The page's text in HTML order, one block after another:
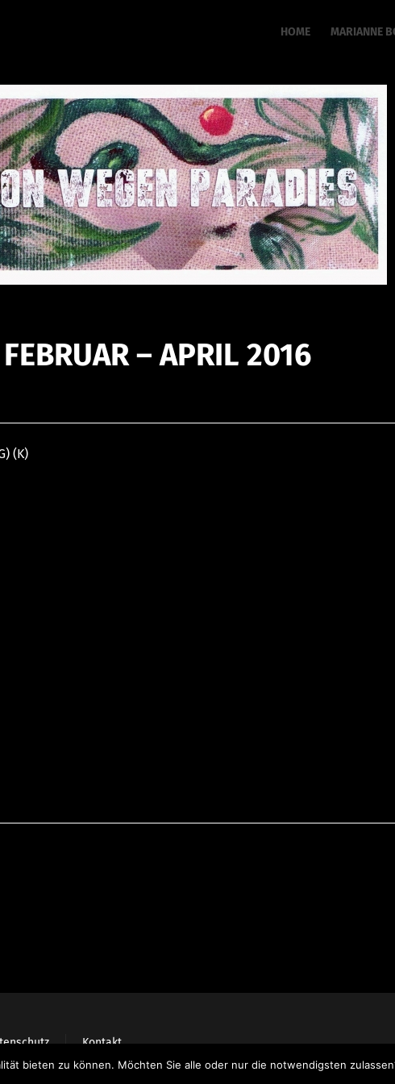
HOME MARIANNE
– APRIL 2016
(K)
Kontakt
bieten zu können. Möchten Sie alle oder nur die notwendigsten